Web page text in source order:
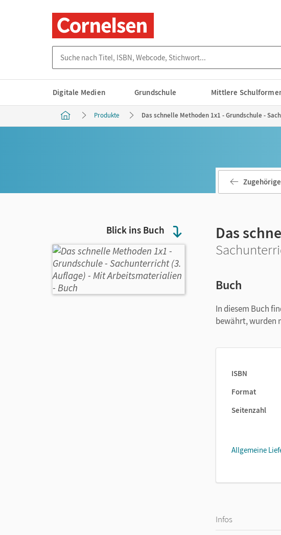
Digitale Medien Grundschule Mittlere
Produkte Das schnelle Methoden 1x1 - Grundschule -
Blick ins Buch Das
Buch
In diesem Buch
bewährt, wurden
ISBN
Format
Seitenzahl
Allgemeine
Infos